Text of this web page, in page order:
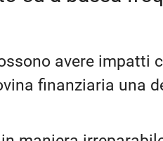
avere impatti
finanziaria una